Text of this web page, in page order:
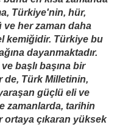
Türkiye'nin, hür,
ve her zaman daha
kemiğidir. Türkiye bu
dayanmaktadır.
başlı başına bir
de, Türk Milletinin,
güçlü eli ve
zamanlarda, tarihin
ortaya çıkaran yüksek